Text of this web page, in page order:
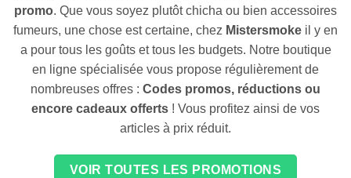
promo. Que vous soyez plutôt chicha ou bien accessoires
fumeurs, une chose est certaine, chez Mistersmoke il y en
a pour tous les goûts et tous les budgets. Notre boutique
en ligne spécialisée vous propose régulièrement de
nombreuses offres : Codes promos, réductions ou
encore cadeaux offerts ! Vous profitez ainsi de vos
articles à prix réduit.
VOIR TOUTES LES PROMOTIONS